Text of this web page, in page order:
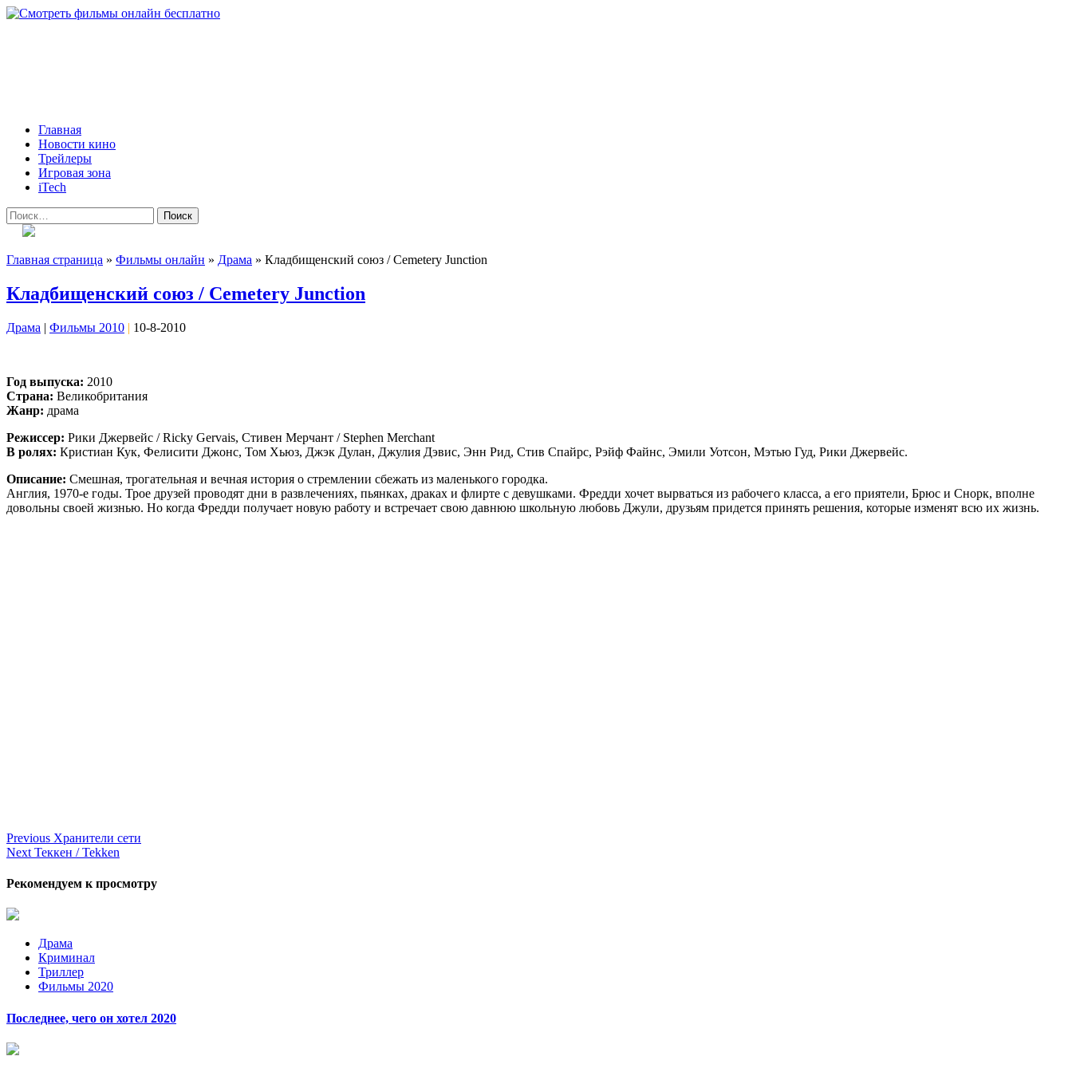
Skip
Primary
Menu
Главная
Новости кино
Трейлеры
Игровая зона
iTech
Найти:
Главная страница » Фильмы онлайн » Драма » Кладбищенский союз / Cemetery Junction
Кладбищенский союз / Cemetery Junction
Драма | Фильмы 2010 | 10-8-2010
Год выпуска: 2010
Страна: Великобритания
Жанр: драма
Режиссер: Рики Джервейс / Ricky Gervais, Стивен Мерчант / Stephen Merchant
В ролях: Кристиан Кук, Фелисити Джонс, Том Хьюз, Джэк Дулан, Джулия Дэвис, Энн Рид, Стив Спайрс, Рэйф Файнс, Эмили Уотсон, Мэтью Гуд, Рики Джервейс.
Описание: Смешная, трогательная и вечная история о стремлении сбежать из маленького городка.
Англия, 1970-е годы. Трое друзей проводят дни в развлечениях, пьянках, драках и флирте с девушками. Фредди хочет вырваться из рабочего класса, а его приятели, Брюс и Снорк, вполне
довольны своей жизнью. Но когда Фредди получает новую работу и встречает свою давнюю школьную любовь Джули, друзьям придется принять решения, которые изменят всю их жизнь.
Continue
Reading
Previous Хранители сети
Next Теккен / Tekken
Рекомендуем к просмотру
Драма
Криминал
Триллер
Фильмы 2020
Последнее, чего он хотел 2020